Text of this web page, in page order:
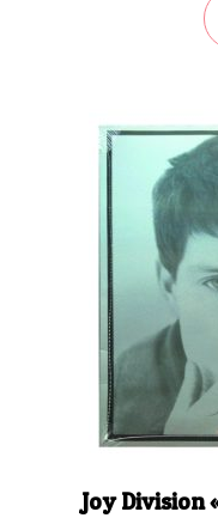
Joy Division